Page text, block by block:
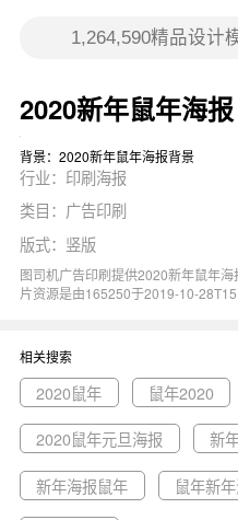
2020新年鼠年海报
背景：2020新年鼠年海报背景
行业：印刷海报
类目：广告印刷
版式：竖版
图司机广告印刷提供2020新年鼠年海
片资源是由165250于2019-10-
业，为您推荐与2020新年鼠年海报相
鼠年海报等优质图片模板资源。
相关搜索
2020鼠年 鼠年2020
2020鼠年元旦海报 新
新年海报鼠年 鼠年新